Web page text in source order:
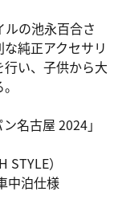
の池永百合さ
純正アクセサリ
い、子供から大
名古屋 2024」
）
中泊仕様